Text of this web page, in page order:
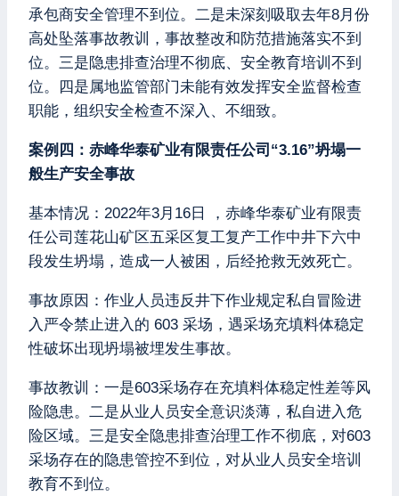
承包商安全管理不到位。二是未深刻吸取去年8月份
高处坠落事故教训，事故整改和防范措施落实不到
位。三是隐患排查治理不彻底、安全教育培训不到
位。四是属地监管部门未能有效发挥安全监督检查
职能，组织安全检查不深入、不细致。
案例四：赤峰华泰矿业有限责任公司“3.16”坍塌一
般生产安全事故
基本情况：2022年3月16日 ，赤峰华泰矿业有限责
任公司莲花山矿区五采区复工复产工作中井下六中
段发生坍塌，造成一人被困，后经抢救无效死亡。
事故原因：作业人员违反井下作业规定私自冒险进
入严令禁止进入的 603 采场，遇采场充填料体稳定
性破坏出现坍塌被埋发生事故。
事故教训：一是603采场存在充填料体稳定性差等风
险隐患。二是从业人员安全意识淡薄，私自进入危
险区域。三是安全隐患排查治理工作不彻底，对603
采场存在的隐患管控不到位，对从业人员安全培训
教育不到位。